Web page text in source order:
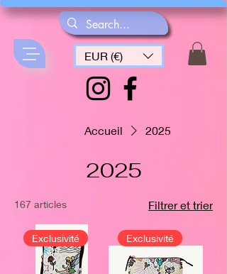
EUR (€)
Accueil 2025
2025
167 articles Filtrer et trier
Exclusivité Exclusivité